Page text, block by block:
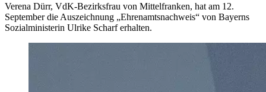
Verena Dürr, VdK-Bezirksfrau von Mittelfranken, hat am 12.
September die Auszeichnung „Ehrenamtsnachweis“ von Bayerns
Sozialministerin Ulrike Scharf erhalten.